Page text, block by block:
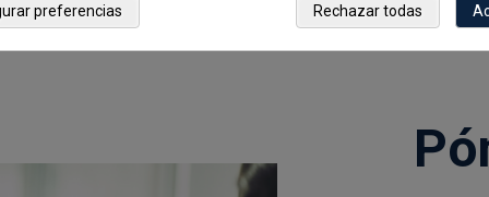
Rechazar todas
preferencias